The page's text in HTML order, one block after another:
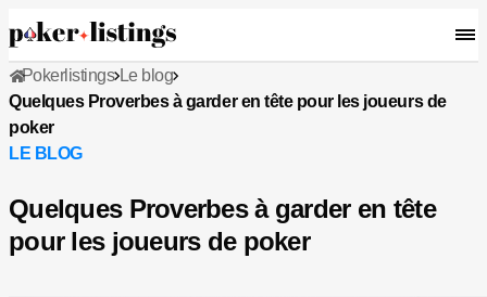
Pokerlistings Le blog
Quelques Proverbes à garder en tête pour les joueurs de
poker
LE BLOG
Quelques Proverbes à garder en tête
pour les joueurs de poker